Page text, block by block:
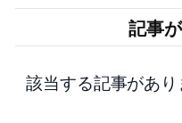
記事
該当する記事があり